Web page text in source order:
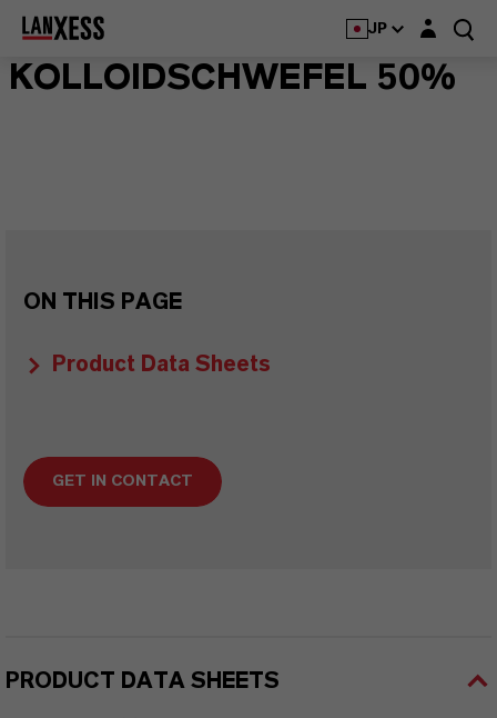
JP Login layer
KOLLOIDSCHWEFEL 50%
ON THIS PAGE
Product Data Sheets
GET IN CONTACT
PRODUCT DATA SHEETS